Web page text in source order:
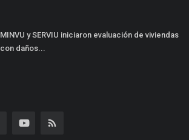
MINVU y SERVIU iniciaron evaluación de viviendas
con daños...